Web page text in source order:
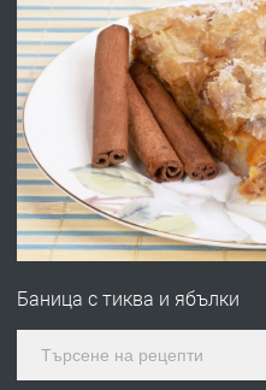
ПРЕДЛАГА
със
ПРЕДЛАГА
Баница с тиква и ябълки